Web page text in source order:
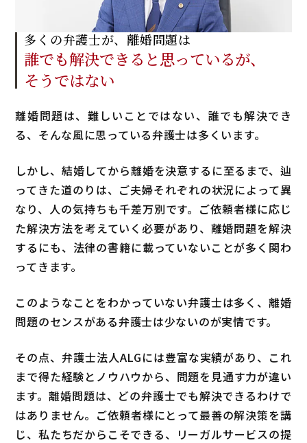
多くの弁護士が、離婚問題は
誰でも解決できると思っているが、
そうではない
離婚問題は、難しいことではない、誰でも解決でき
る、そんな風に思っている弁護士は多くいます。
しかし、結婚してから離婚を決意するに至るまで、辿
ってきた道のりは、ご夫婦それぞれの状況によって異
なり、人の気持ちも千差万別です。ご依頼者様に応じ
た解決方法を考えていく必要があり、離婚問題を解決
するにも、法律の書籍に載っていないことが多く関わ
ってきます。
このようなことをわかっていない弁護士は多く、離婚
問題のセンスがある弁護士は少ないのが実情です。
その点、弁護士法人ALGには豊富な実績があり、これ
まで得た経験とノウハウから、問題を見通す力が違い
ます。離婚問題は、どの弁護士でも解決できるわけで
はありません。ご依頼者様にとって最善の解決策を講
じ、私たちだからこそできる、リーガルサービスの提